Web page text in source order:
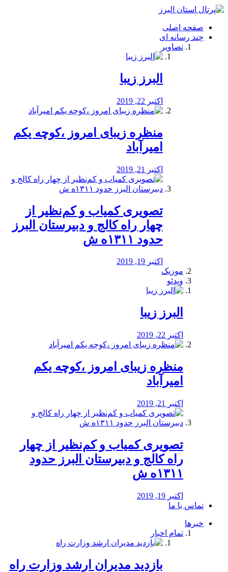
فصد
شرق
تهران
خشکشویی
صفحه اصلی
چند رسانه ای
تصاویر
البرز زیبا
اکتبر 22, 2019
منظره‌‌ زیبای امروز ،کوچه یکم
امیرآباد
اکتبر 21, 2019
️تصویری کمیاب و کم‌نظیر از
چهار راه كالج و دبيرستان البرز
حدود ۱۳۱۱ه ش
اکتبر 19, 2019
موزیک
ویدئو
البرز زیبا
اکتبر 22, 2019
منظره‌‌ زیبای امروز ،کوچه یکم
امیرآباد
اکتبر 21, 2019
️تصویری کمیاب و کم‌نظیر از چهار
راه كالج و دبيرستان البرز حدود
۱۳۱۱ه ش
اکتبر 19, 2019
تماس با ما
خبرها
تمام اخبار
بازدید مدیران ارشد وزارت راه